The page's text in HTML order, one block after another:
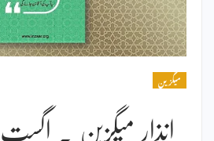
میگزین
انذار میگزین ۔ اگست 2015